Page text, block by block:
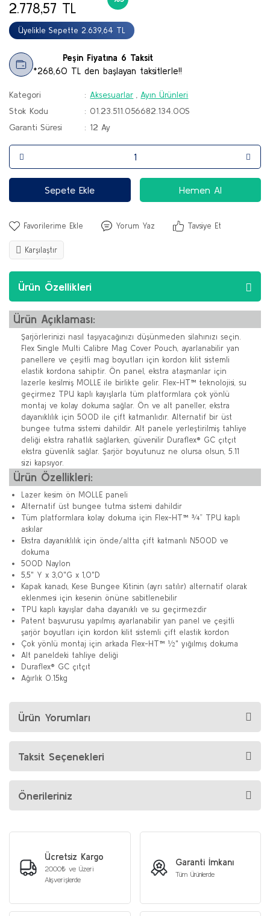
2.778,57 TL
Üyelikle Sepette 2.639,64 TL
Peşin Fiyatına 6 Taksit
*268,60 TL den başlayan taksitlerle!!
Kategori Aksesuarlar
Ayın Ürünleri
Stok Kodu
01.23.511.056682.134.0OS
Garanti Süresi
12 Ay
Sepete Ekle Hemen Al
Yorum Yaz Tavsiye Et
Karşılaştır
Ürün Özellikleri
Ürün Açıklaması:
Şarjörlerinizi nasıl taşıyacağınızı düşünmeden silahınızı seçin.
Flex Single Multi Calibre Mag Cover Pouch, ayarlanabilir yan
panellere ve çeşitli mag boyutları için kordon kilit sistemli
elastik kordona sahiptir. Ön panel, ekstra ataşmanlar için
lazerle kesilmiş MOLLE ile birlikte gelir. Flex-HT™ teknolojisi, su
geçirmez TPU kaplı kayışlarla tüm platformlara çok yönlü
montaj ve kolay dokuma sağlar. Ön ve alt paneller, ekstra
dayanıklılık için 500D ile çift katmanlıdır. Alternatif bir üst
bungee tutma sistemi dahildir. Alt panele yerleştirilmiş tahliye
deliği ekstra rahatlık sağlarken, güvenilir Duraflex® GC çıtçıt
ekstra güvenlik sağlar. Şarjör boyutunuz ne olursa olsun, 5.11
sizi kapsıyor.
Ürün Özellikleri:
Lazer kesim ön MOLLE paneli
Alternatif üst bungee tutma sistemi dahildir
Tüm platformlara kolay dokuma için Flex-HT™ ¾” TPU kaplı
askılar
Ekstra dayanıklılık için önde/altta çift katmanlı N500D ve
dokuma
500D Naylon
5,5" Y x 3,0"G x 1,0"D
Kapak kanadı, Kese Bungee Kitinin (ayrı satılır) alternatif olarak
eklenmesi için kesenin önüne sabitlenebilir
TPU kaplı kayışlar daha dayanıklı ve su geçirmezdir
Patent başvurusu yapılmış ayarlanabilir yan panel ve çeşitli
şarjör boyutları için kordon kilit sistemli çift elastik kordon
Çok yönlü montaj için arkada Flex-HT™ ½" yığılmış dokuma
Alt paneldeki tahliye deliği
Duraflex® GC çıtçıt
Ağırlık 0.15kg
Ürün Yorumları
Taksit Seçenekleri
Önerileriniz
Ücretsiz Kargo
2000₺ ve Üzeri
Alışverişlerde
Garanti İmkanı
Tüm Ürünlerde
Çizmeler
Sandalet & Terlik
Paten & Kaykay